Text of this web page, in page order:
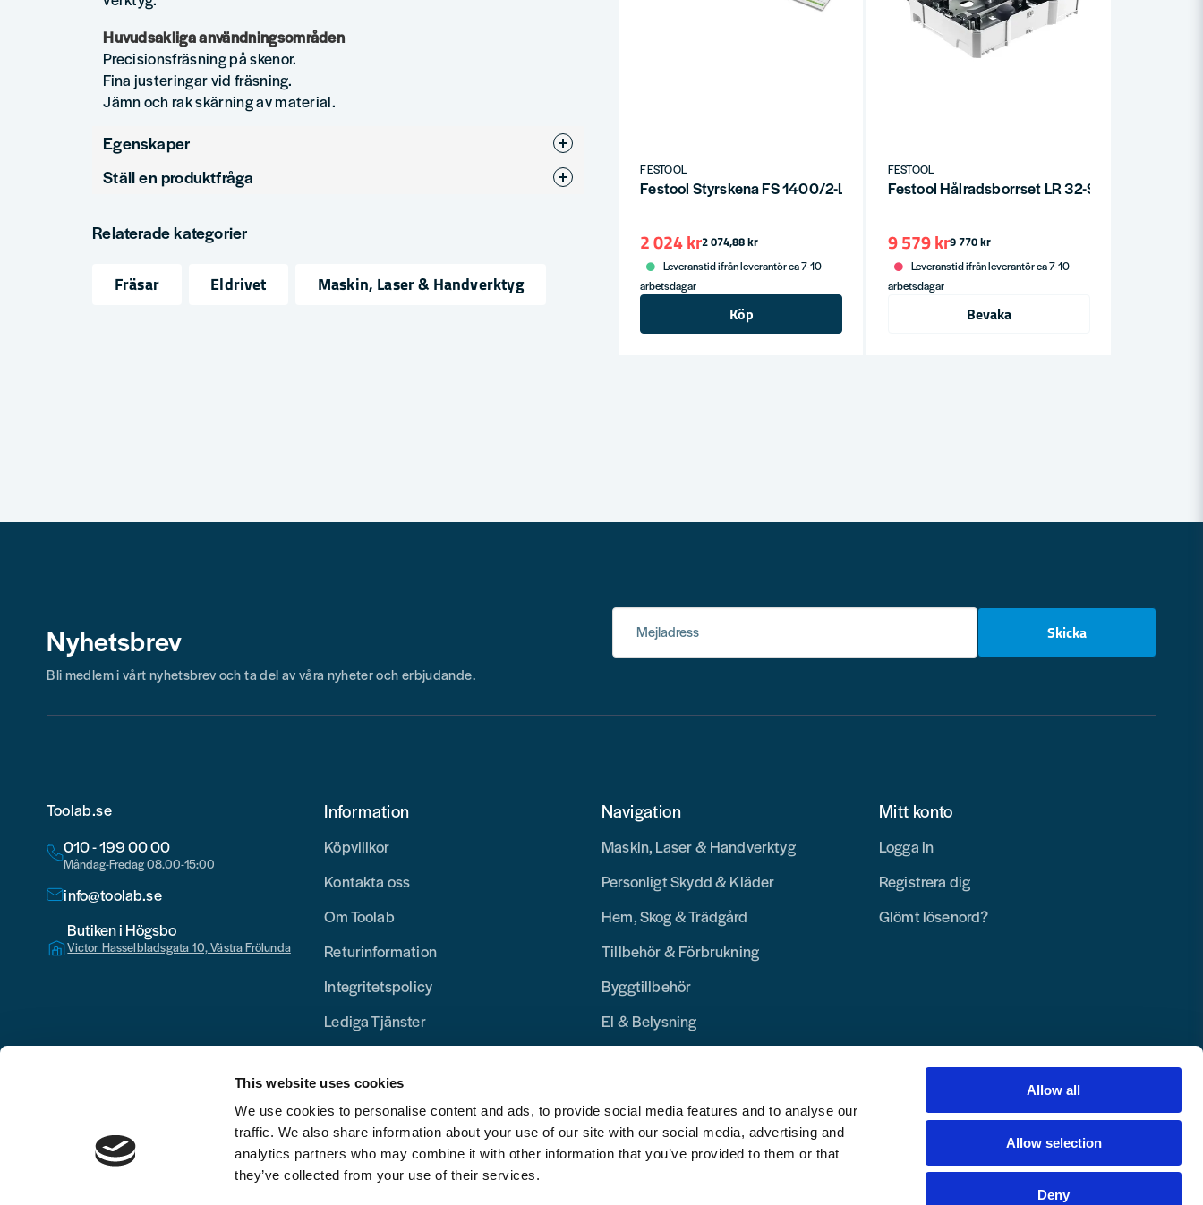
This website uses cookies
We use cookies to personalise content and ads, to provide social media features and to analyse our
traffic. We also share information about your use of our site with our social media, advertising and
analytics partners who may combine it with other information that you’ve provided to them or that
they’ve collected from your use of their services.
Allow all
Allow selection
Deny
Huvudsakliga användningsområden
Precisionsfräsning på skenor.
Fina justeringar vid fräsning.
Jämn och rak skärning av material.
Egenskaper
Produkttyp
Ställ en produktfråga
Fråga oss något om denna produkten...
Relaterade kategorier
Fräsar Eldrivet Maskin, Laser & Handverktyg
FESTOOL
Festool Styrskena FS 1400/2-LR 32
2 074,88 kr
2 024 kr
Leveranstid ifrån leverantör ca 7-10
arbetsdagar
Köp
FESTOOL
Festool Hålradsborrset LR 32-SYS
9 770 kr
9 579 kr
Leveranstid ifrån leverantör ca 7-10
arbetsdagar
Bevaka
Nyhetsbrev Mejladress Skicka
Bli medlem i vårt nyhetsbrev och ta del av våra nyheter och erbjudande.
Toolab.se
010 - 199 00 00
Måndag-Fredag 08.00-15:00
info@toolab.se
Butiken i Högsbo
Victor Hasselbladsgata 10, Västra Frölunda
Information
Köpvillkor
Kontakta oss
Om Toolab
Returinformation
Integritetspolicy
Lediga Tjänster
Navigation
Maskin, Laser & Handverktyg
Personligt Skydd & Kläder
Hem, Skog & Trädgård
Tillbehör & Förbrukning
Byggtillbehör
El & Belysning
Mitt konto
Logga in
Registrera dig
Glömt lösenord?